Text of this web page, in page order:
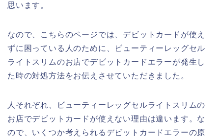
思います。
なので、こちらのページでは、デビットカードが使え
ずに困っている人のために、ビューティーレッグセル
ライトスリムのお店でデビットカードエラーが発生し
た時の対処方法をお伝えさせていただきました。
人それぞれ、ビューティーレッグセルライトスリムの
お店でデビットカードが使えない理由は違います。な
ので、いくつか考えられるデビットカードエラーの原